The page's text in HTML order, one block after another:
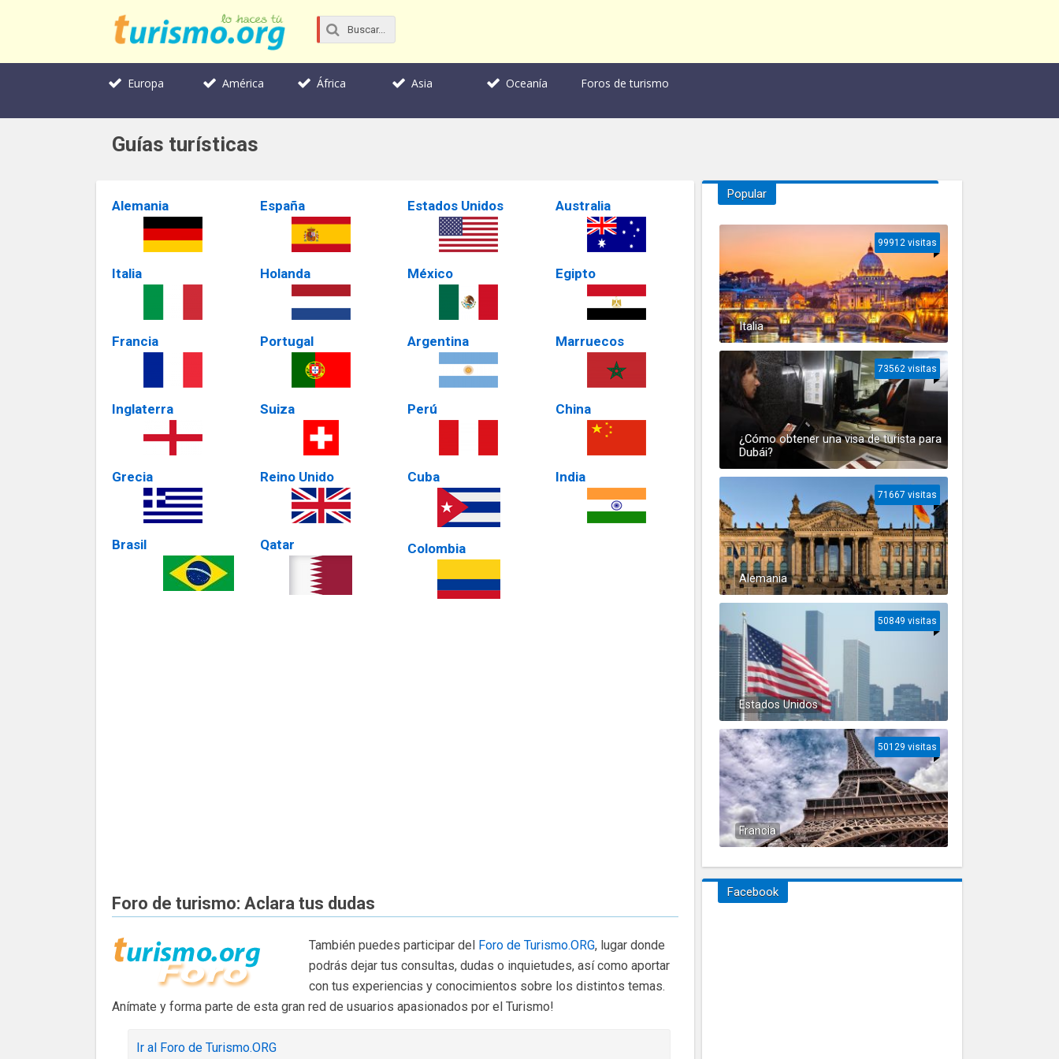
Europa América África Asia Oceanía Foros de turismo
Guías turísticas
Alemania
Italia
Francia
Inglaterra
Grecia
Brasil
España
Holanda
Portugal
Suiza
Reino Unido
Qatar
Estados Unidos
México
Argentina
Perú
Cuba
Colombia
Australia
Egipto
Marruecos
China
India
Foro de turismo: Aclara tus dudas
También puedes participar del Foro de Turismo.ORG, lugar donde
podrás dejar tus consultas, dudas o inquietudes, así como aportar
con tus experiencias y conocimientos sobre los distintos temas.
Anímate y forma parte de esta gran red de usuarios apasionados por el Turismo!
Ir al Foro de Turismo.ORG
Popular
Italia
99912 visitas
¿Cómo obtener una visa de turista para
Dubái?
73562 visitas
Alemania
71667 visitas
Estados Unidos
50849 visitas
Francia
50129 visitas
Facebook